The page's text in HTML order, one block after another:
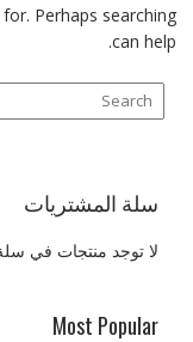
Perhaps searching
can help.
سلة المشتريات
لا توجد منتجات في
Most Popular